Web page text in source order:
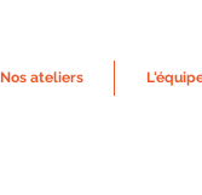
Nos ateliers